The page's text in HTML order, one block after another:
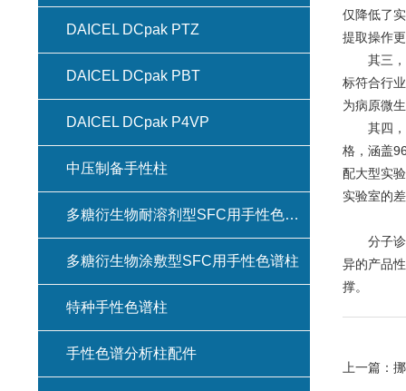
仅降低了
提取操作
其三，高
标符合行
为病原微
其四，多
格，涵盖
配大型实
实验室的
分子诊断
异的产品
撑。
上一篇：
DAICEL DCpak PTZ
DAICEL DCpak PBT
DAICEL DCpak P4VP
中压制备手性柱
多糖衍生物耐溶剂型SFC用手性色谱柱(键合型手性色谱柱)
多糖衍生物涂敷型SFC用手性色谱柱
特种手性色谱柱
手性色谱分析柱配件